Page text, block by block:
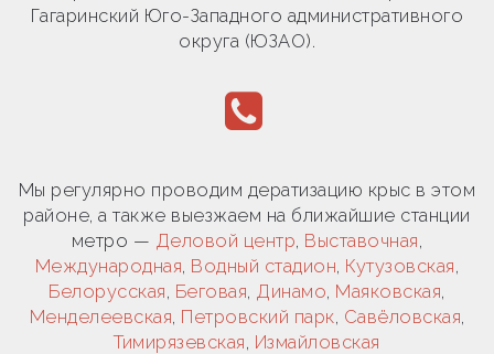
Гагаринский Юго-Западного административного
округа (ЮЗАО).
Мы регулярно проводим дератизацию крыс в этом
районе, а также выезжаем на ближайшие станции
метро — Деловой центр, Выставочная,
Международная, Водный стадион, Кутузовская,
Белорусская, Беговая, Динамо, Маяковская,
Менделеевская, Петровский парк, Савёловская,
Тимирязевская, Измайловская